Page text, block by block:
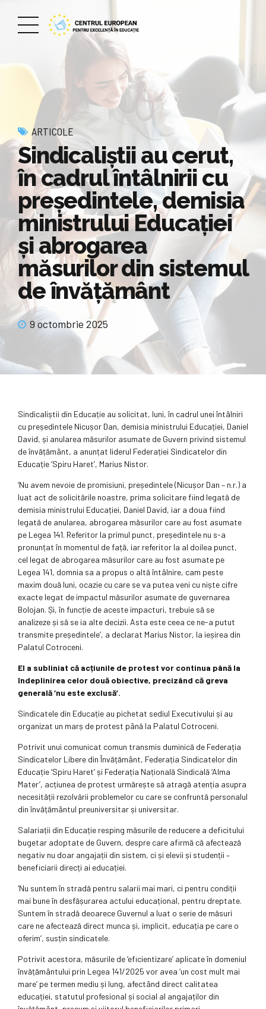
ARTICOLE
Sindicaliștii au cerut,
în cadrul întâlnirii cu
președintele, demisia
ministrului Educației
și abrogarea
măsurilor din sistemul
de învățământ
9 octombrie 2025
Sindicaliștii din Educație au solicitat, luni, în cadrul unei întâlniri
cu președintele Nicușor Dan, demisia ministrului Educației, Daniel
David, și anularea măsurilor asumate de Guvern privind sistemul
de învățământ, a anunțat liderul Federației Sindicatelor din
Educație ‘Spiru Haret’, Marius Nistor.
‘Nu avem nevoie de promisiuni, președintele (Nicușor Dan – n.r.) a
luat act de solicitările noastre, prima solicitare fiind legată de
demisia ministrului Educației, Daniel David, iar a doua fiind
legată de anularea, abrogarea măsurilor care au fost asumate
pe Legea 141. Referitor la primul punct, președintele nu s-a
pronunțat în momentul de față, iar referitor la al doilea punct,
cel legat de abrogarea măsurilor care au fost asumate pe
Legea 141, domnia sa a propus o altă întâlnire, cam peste
maxim două luni, ocazie cu care se va putea veni cu niște cifre
exacte legat de impactul măsurilor asumate de guvernarea
Bolojan. Și, în funcție de aceste impacturi, trebuie să se
analizeze și să se ia alte decizii. Asta este ceea ce ne-a putut
transmite președintele’, a declarat Marius Nistor, la ieșirea din
Palatul Cotroceni.
El a subliniat că acțiunile de protest vor continua până la
îndeplinirea celor două obiective, precizând că greva
generală ‘nu este exclusă’.
Sindicatele din Educație au pichetat sediul Executivului și au
organizat un marș de protest până la Palatul Cotroceni.
Potrivit unui comunicat comun transmis duminică de Federația
Sindicatelor Libere din Învățământ, Federația Sindicatelor din
Educație ‘Spiru Haret’ și Federația Națională Sindicală ‘Alma
Mater’, acțiunea de protest urmărește să atragă atenția asupra
necesității rezolvării problemelor cu care se confruntă personalul
din învățământul preuniversitar și universitar.
Salariații din Educație resping măsurile de reducere a deficitului
bugetar adoptate de Guvern, despre care afirmă că afectează
negativ nu doar angajații din sistem, ci și elevii și studenții –
beneficiarii direcți ai educației.
‘Nu suntem în stradă pentru salarii mai mari, ci pentru condiții
mai bune în desfășurarea actului educațional, pentru dreptate.
Suntem în stradă deoarece Guvernul a luat o serie de măsuri
care ne afectează direct munca și, implicit, educația pe care o
oferim’, susțin sindicatele.
Potrivit acestora, măsurile de ‘eficientizare’ aplicate în domeniul
învățământului prin Legea 141/2025 vor avea ‘un cost mult mai
mare’ pe termen mediu și lung, afectând direct calitatea
educației, statutul profesional și social al angajaților din